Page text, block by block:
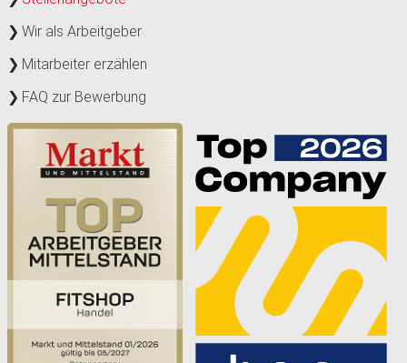
Wir als Arbeitgeber
Mitarbeiter erzählen
FAQ zur Bewerbung